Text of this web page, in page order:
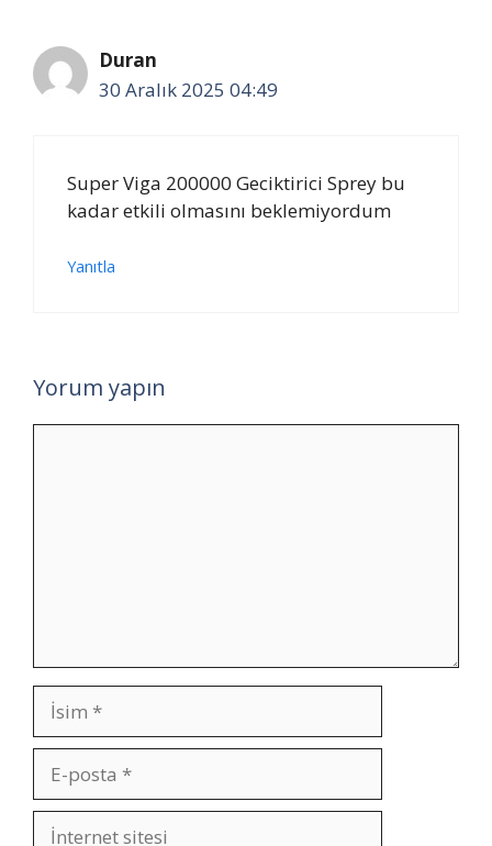
Duran
30 Aralık 2025 04:49
Super Viga 200000 Geciktirici Sprey bu
kadar etkili olmasını beklemiyordum
Yanıtla
Yorum yapın
İsim
posta
İnternet